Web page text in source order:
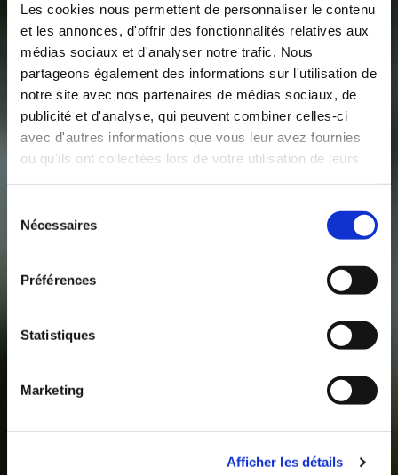
Les cookies nous permettent de personnaliser le contenu
et les annonces, d'offrir des fonctionnalités relatives aux
médias sociaux et d'analyser notre trafic. Nous
partageons également des informations sur l'utilisation de
notre site avec nos partenaires de médias sociaux, de
publicité et d'analyse, qui peuvent combiner celles-ci
avec d'autres informations que vous leur avez fournies
ou qu'ils ont collectées lors de votre utilisation de leurs
Nécessaires
Préférences
Statistiques
Marketing
Afficher les détails